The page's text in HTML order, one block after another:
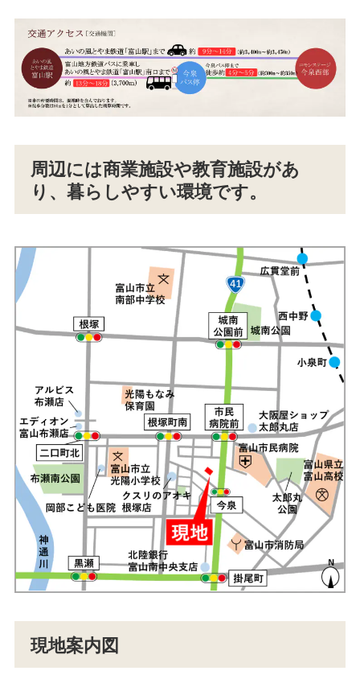
周辺には商業施設や教育施設があ
り、暮らしやすい環境です。
現地案内図